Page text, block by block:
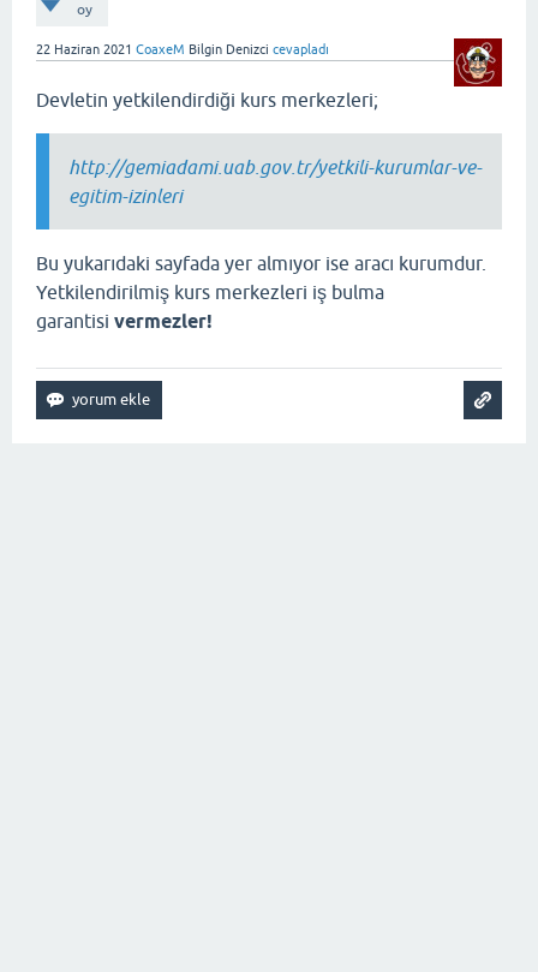
oy
22 Haziran 2021 CoaxeM Bilgin Denizci cevapladı
Devletin yetkilendirdiği kurs merkezleri;
http://gemiadami.uab.gov.tr/yetkili-kurumlar-ve-
egitim-izinleri
Bu yukarıdaki sayfada yer almıyor ise aracı kurumdur.
Yetkilendirilmiş kurs merkezleri iş bulma
garantisi vermezler!